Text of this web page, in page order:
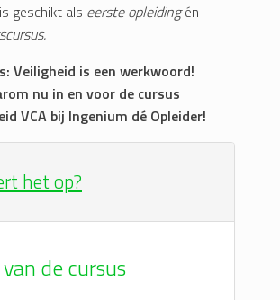
geschikt als eerste opleidingén
Veiligheid is een werkwoord!
nu in en voor de cursus
VCA bij Ingenium dé Opleider!
het op?
de cursus